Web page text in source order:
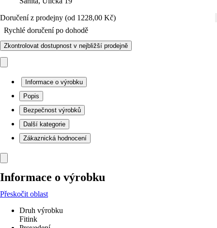
Doručení z prodejny (od 1228,00 Kč)
Rychlé doručení po dohodě
Zkontrolovat dostupnost v nejbližší prodejně
Informace o výrobku
Popis
Bezpečnost výrobků
Další kategorie
Zákaznická hodnocení
Informace o výrobku
Přeskočit oblast
Druh výrobku
Fitink